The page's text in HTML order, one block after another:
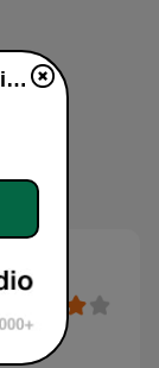
Radio Monte Carlo 930 diretta